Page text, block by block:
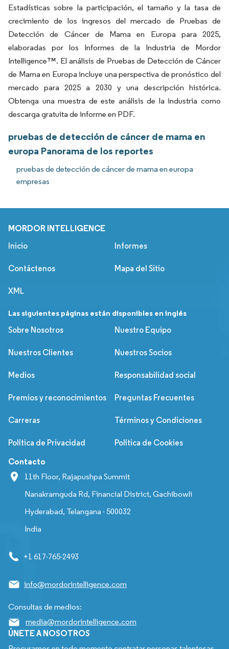
Estadísticas sobre la participación, el tamaño y la tasa de
crecimiento de los ingresos del mercado de Pruebas de
Detección de Cáncer de Mama en Europa para 2025,
elaboradas por los Informes de la Industria de Mordor
Intelligence™. El análisis de Pruebas de Detección de Cáncer
de Mama en Europa incluye una perspectiva de pronóstico del
mercado para 2025 a 2030 y una descripción histórica.
Obtenga una muestra de este análisis de la industria como
descarga gratuita de informe en PDF.
pruebas de detección de cáncer de mama en
europa Panorama de los reportes
pruebas de detección de cáncer de mama en europa
empresas
MORDOR INTELLIGENCE
Inicio Informes
Contáctenos Mapa del Sitio
XML
Las siguientes páginas están disponibles en inglés
Sobre Nosotros
Nuestro Equipo
Nuestros Clientes Nuestros Socios
Medios Responsabilidad social
Premios y reconocimientos Preguntas Frecuentes
Carreras Términos y Condiciones
Política de Privacidad Política de Cookies
Contacto
11th Floor, Rajapushpa Summit
Nanakramguda Rd, Financial District, Gachibowli
Hyderabad, Telangana - 500032
India
+1 617-765-2493
info@mordorintelligence.com
Consultas de medios:
media@mordorintelligence.com
ÚNETE A NOSOTROS